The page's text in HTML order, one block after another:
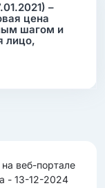
–
цена
шагом и
лицо,
веб-портале
- 13-12-2024